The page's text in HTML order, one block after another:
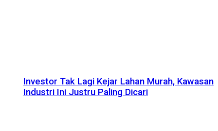
Investor Tak Lagi Kejar Lahan Murah, Kawasan
Industri Ini Justru Paling Dicari